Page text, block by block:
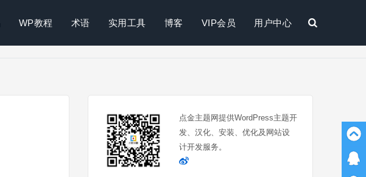
WP教程 术语 实用工具 博客 VIP会员 用户中心
点金主题网提供WordPress主题开
发、汉化、安装、优化及网站设
计开发服务。